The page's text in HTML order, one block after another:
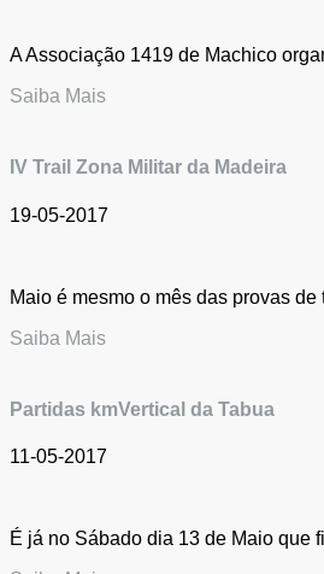
A Associação 1419 de Machico
Saiba Mais
IV Trail Zona Militar da Madeira
19-05-2017
Maio é mesmo o mês das provas
Saiba Mais
Partidas kmVertical da Tabua
11-05-2017
É já no Sábado dia 13 de Maio que